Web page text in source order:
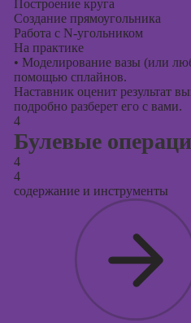
Построение круга
Создание прямоугольника
Работа с N-угольником
На практике
• Моделирование вазы (или
помощью сплайнов.
Наставник оценит результат
подробно разберет его с вами.
4
Булевые
4
4
содержание и инструменты